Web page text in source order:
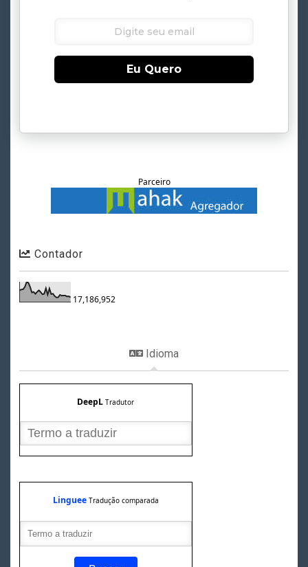
Eu Quero
Parceiro
Contador
17,186,952
Idioma
DeepL Tradutor
Linguee Tradução comparada